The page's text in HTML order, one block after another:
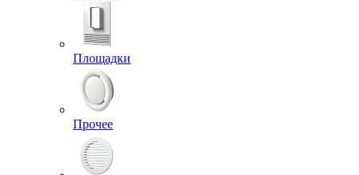
Площадки
Прочее